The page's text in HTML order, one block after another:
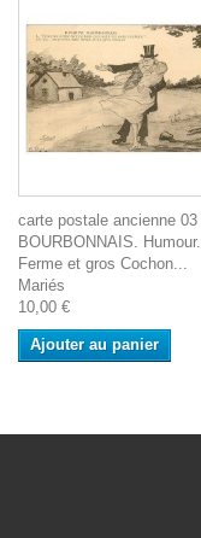
carte postale ancienne 03
BOURBONNAIS. Humour.
Ferme et gros Cochon...
Mariés
10,00 €
Ajouter au panier